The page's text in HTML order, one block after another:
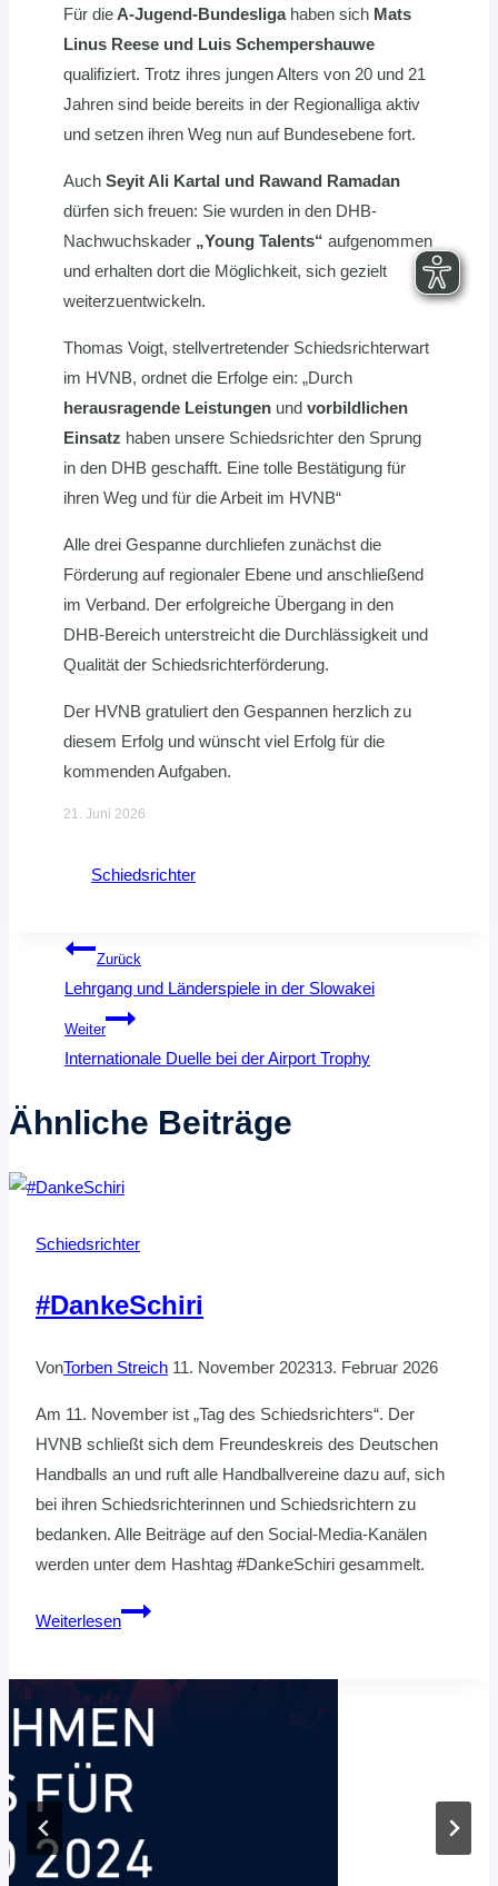
Für die A-Jugend-Bundesliga haben sich Mats
Linus Reese und Luis Schempershauwe
qualifiziert. Trotz ihres jungen Alters von 20 und 21
Jahren sind beide bereits in der Regionalliga aktiv
und setzen ihren Weg nun auf Bundesebene fort.
Auch Seyit Ali Kartal und Rawand Ramadan
dürfen sich freuen: Sie wurden in den DHB-
Nachwuchskader „Young Talents“ aufgenommen
und erhalten dort die Möglichkeit, sich gezielt
weiterzuentwickeln.
Thomas Voigt, stellvertretender Schiedsrichterwart
im HVNB, ordnet die Erfolge ein: „Durch
herausragende Leistungen und vorbildlichen
Einsatz haben unsere Schiedsrichter den Sprung
in den DHB geschafft. Eine tolle Bestätigung für
ihren Weg und für die Arbeit im HVNB“
Alle drei Gespanne durchliefen zunächst die
Förderung auf regionaler Ebene und anschließend
im Verband. Der erfolgreiche Übergang in den
DHB-Bereich unterstreicht die Durchlässigkeit und
Qualität der Schiedsrichterförderung.
Der HVNB gratuliert den Gespannen herzlich zu
diesem Erfolg und wünscht viel Erfolg für die
kommenden Aufgaben.
21. Juni 2026
Schiedsrichter
Beitragsnavigation
Zurück
Lehrgang und Länderspiele in der Slowakei
Weiter
Internationale Duelle bei der Airport Trophy
Ähnliche Beiträge
Schiedsrichter
#DankeSchiri
VonTorben Streich 11. November 202313. Februar 2026
Am 11. November ist „Tag des Schiedsrichters“. Der
HVNB schließt sich dem Freundeskreis des Deutschen
Handballs an und ruft alle Handballvereine dazu auf, sich
bei ihren Schiedsrichterinnen und Schiedsrichtern zu
bedanken. Alle Beiträge auf den Social-Media-Kanälen
werden unter dem Hashtag #DankeSchiri gesammelt.
Weiterlesen
#DankeSchiri